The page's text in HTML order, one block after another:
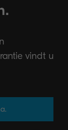
vindt u